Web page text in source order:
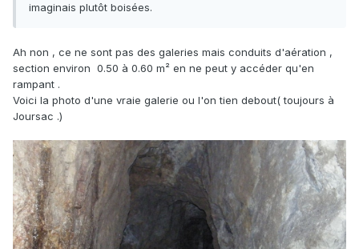
imaginais plutôt boisées.
Ah non , ce ne sont pas des galeries mais conduits d'aération ,
section environ 0.50 à 0.60 m² en ne peut y accéder qu'en
rampant .
Voici la photo d'une vraie galerie ou l'on tien debout( toujours à
Joursac .)